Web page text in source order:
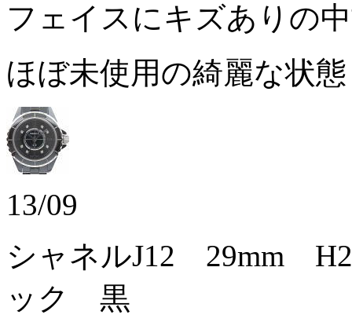
フェイスにキズありの
ほぼ未使用の綺麗な状
13/09
シャネルJ12 29mm
ック 黒